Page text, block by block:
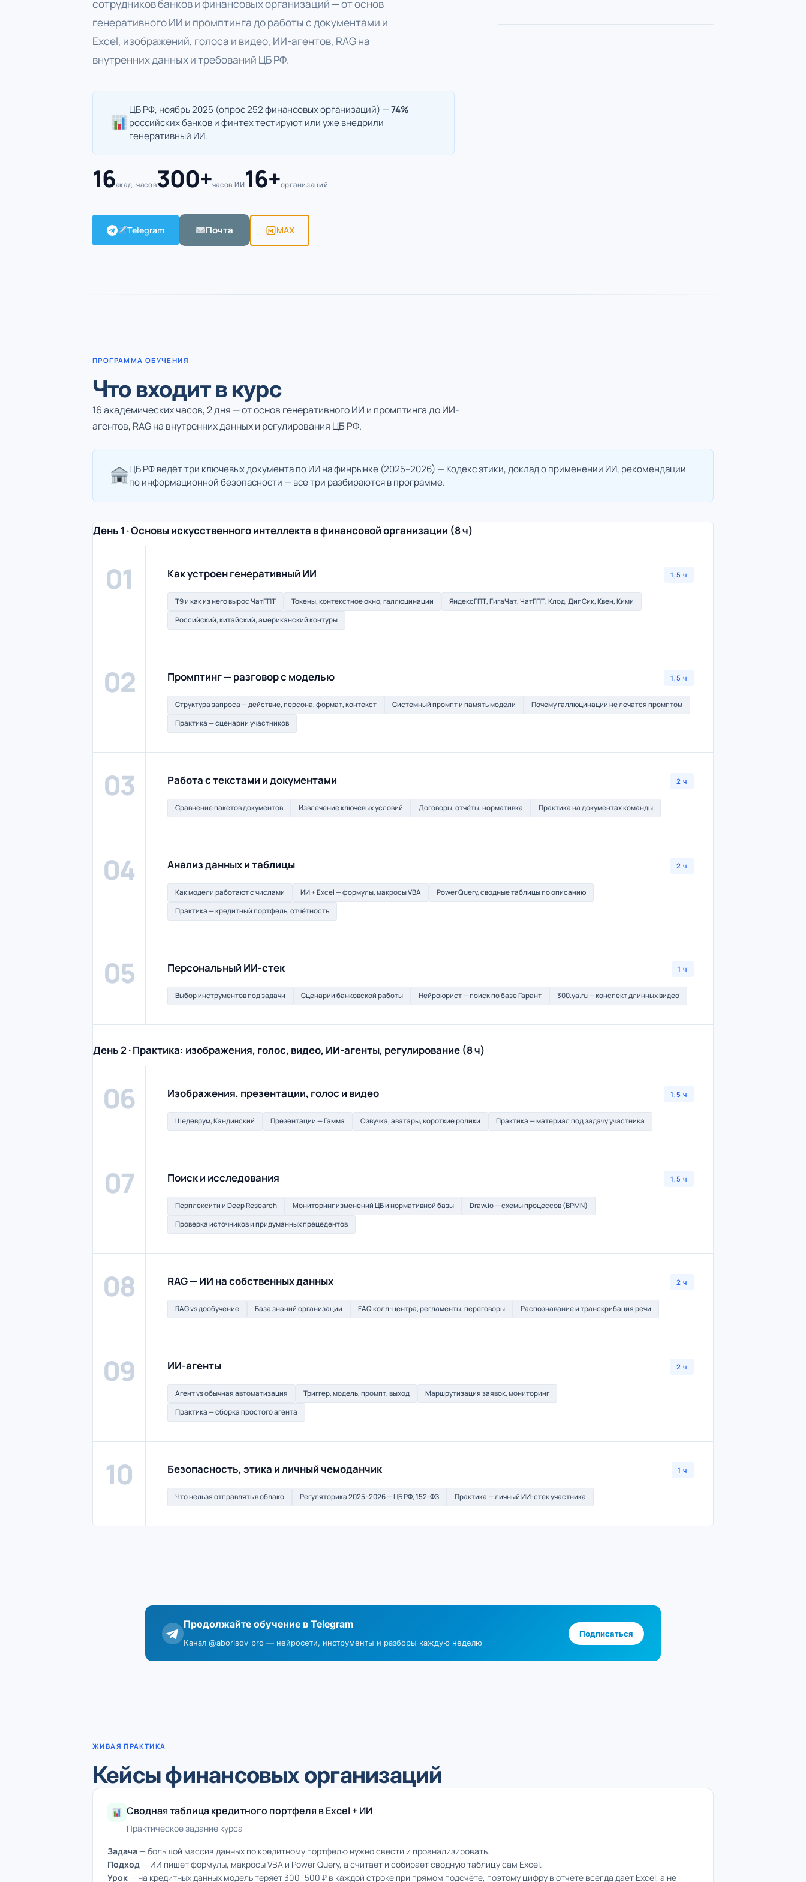
сотрудников банков и финансовых организаций — от основ
генеративного ИИ и промптинга до работы с документами и
Excel, изображений, голоса и видео, ИИ-агентов, RAG на
внутренних данных и требований ЦБ РФ.
ЦБ РФ, ноябрь 2025 (опрос 252 финансовых организаций) —74%
российских банков и финтех тестируют или уже внедрили
генеративный ИИ.
16акад. часов300+часов ИИ16+организаций
Telegram Почта MAX
ПРОГРАММА ОБУЧЕНИЯ
Что входит в курс
16 академических часов, 2 дня — от основ генеративного ИИ и промптинга до ИИ-
агентов, RAG на внутренних данных и регулирования ЦБ РФ.
ЦБ РФ ведёт три ключевых документа по ИИ на финрынке (2025–2026) — Кодекс этики, доклад о применении ИИ, рекомендации
по информационной безопасности — все три разбираются в программе.
День 1 · Основы искусственного интеллекта в финансовой организации (8 ч)
01 Как устроен генеративный ИИ 1,5 ч
T9 и как из него вырос ЧатГПТ Токены, контекстное окно, галлюцинации
ЯндексГПТ, ГигаЧат, ЧатГПТ, Клод, ДипСик, Квен, Кими
Российский, китайский, американский контуры
02 Промптинг — разговор с моделью 1,5 ч
Структура запроса — действие, персона, формат, контекст Системный промпт и память модели
Почему галлюцинации не лечатся промптом
Практика — сценарии участников
03 Работа с текстами и документами 2 ч
Сравнение пакетов документов Извлечение ключевых условий Договоры, отчёты, нормативка Практика на документах команды
04 Анализ данных и таблицы 2 ч
Как модели работают с числами ИИ + Excel — формулы, макросы VBA
Power Query, сводные таблицы по описанию
Практика — кредитный портфель, отчётность
05 Персональный ИИ-стек 1 ч
Выбор инструментов под задачи Сценарии банковской работы Нейроюрист — поиск по базе Гарант 300.ya.ru — конспект длинных видео
День 2 · Практика: изображения, голос, видео, ИИ-агенты, регулирование (8 ч)
06 Изображения, презентации, голос и видео 1,5 ч
Шедеврум, Кандинский Презентации — Гамма Озвучка, аватары, короткие ролики Практика — материал под задачу участника
07 Поиск и исследования 1,5 ч
Перплексити и Deep Research Мониторинг изменений ЦБ и нормативной базы
Draw.io — схемы процессов (BPMN)
Проверка источников и придуманных прецедентов
08 RAG — ИИ на собственных данных 2 ч
RAG vs дообучение База знаний организации FAQ колл-центра, регламенты, переговоры Распознавание и транскрибация речи
09 ИИ-агенты 2 ч
Агент vs обычная автоматизация Триггер, модель, промпт, выход
Маршрутизация заявок, мониторинг
Практика — сборка простого агента
10 Безопасность, этика и личный чемоданчик 1 ч
Что нельзя отправлять в облако Регуляторика 2025–2026 — ЦБ РФ, 152-ФЗ Практика — личный ИИ-стек участника
Продолжайте обучение в Telegram
Канал @aborisov_pro — нейросети, инструменты и разборы каждую неделю
Подписаться
ЖИВАЯ ПРАКТИКА
Кейсы финансовых организаций
Сводная таблица кредитного портфеля в Excel + ИИ
Практическое задание курса
Задача— большой массив данных по кредитному портфелю нужно свести и проанализировать.
Подход— ИИ пишет формулы, макросы VBA и Power Query, а считает и собирает сводную таблицу сам Excel.
Урок— на кредитных данных модель теряет 300–500 ₽ в каждой строке при прямом подсчёте, поэтому цифру в отчёте всегда даёт Excel, а не